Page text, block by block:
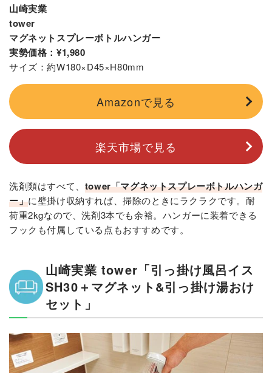
山崎実業
tower
マグネットスプレーボトルハンガー
実勢価格：¥1,980
サイズ：約W180×D45×H80mm
Amazonで見る
楽天市場で見る
洗剤類はすべて、 tower「マグネットスプレーボトルハンガ
ー」に壁掛け収納すれば、掃除のときにラクラクです。耐
荷重2kgなので、洗剤3本でも余裕。ハンガーに装着できる
フックも付属している点もおすすめです。
山崎実業 tower「引っ掛け風呂イス
SH30＋マグネット&引っ掛け湯おけ
セット」